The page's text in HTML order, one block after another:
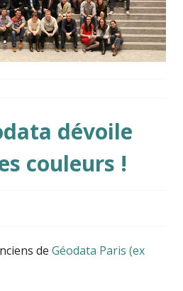
dévoile
couleurs !
de Géodata Paris (ex